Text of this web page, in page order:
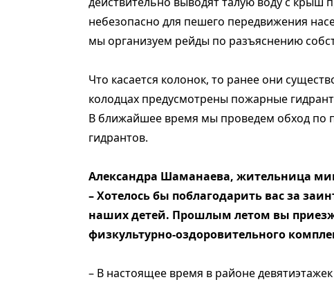
небезопасно для пешего передвижения
мы организуем рейды по разъяснению
Что касается колонок, то ранее они
колодцах предусмотрены пожарные
В ближайшее время мы проведем обход по
гидрантов.
Александра Шаманаева, жительница
– Хотелось бы поблагодарить вас за
наших детей. Прошлым летом вы
физкультурно-оздоровительного
– В настоящее время в районе